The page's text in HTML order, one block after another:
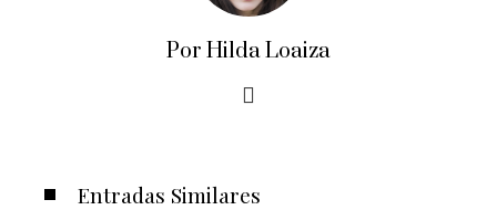
Por Hilda Loaiza
Entradas Similares